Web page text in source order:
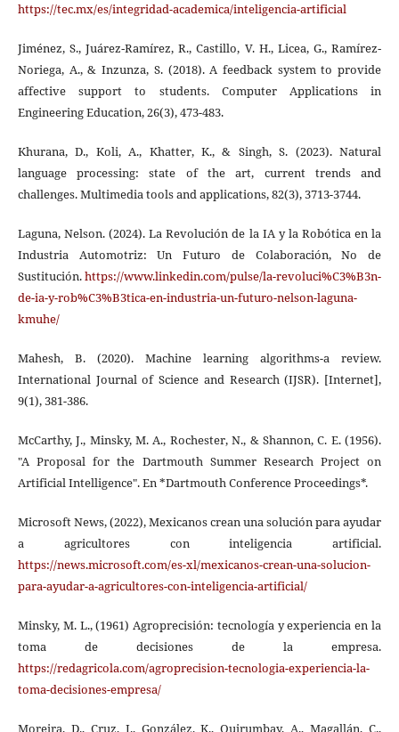
https://tec.mx/es/integridad-academica/inteligencia-artificial
Jiménez, S., Juárez‐Ramírez, R., Castillo, V. H., Licea, G., Ramírez‐
Noriega, A., & Inzunza, S. (2018). A feedback system to provide
affective support to students. Computer Applications in
Engineering Education, 26(3), 473-483.
Khurana, D., Koli, A., Khatter, K., & Singh, S. (2023). Natural
language processing: state of the art, current trends and
challenges. Multimedia tools and applications, 82(3), 3713-3744.
Laguna, Nelson. (2024). La Revolución de la IA y la Robótica en la
Industria Automotriz: Un Futuro de Colaboración, No de
Sustitución.https://www.linkedin.com/pulse/la-revoluci%C3%B3n-
de-ia-y-rob%C3%B3tica-en-industria-un-futuro-nelson-laguna-
kmuhe/
Mahesh, B. (2020). Machine learning algorithms-a review.
International Journal of Science and Research (IJSR). [Internet],
9(1), 381-386.
McCarthy, J., Minsky, M. A., Rochester, N., & Shannon, C. E. (1956).
"A Proposal for the Dartmouth Summer Research Project on
Artificial Intelligence". En *Dartmouth Conference Proceedings*.
Microsoft News, (2022), Mexicanos crean una solución para ayudar
a agricultores con inteligencia artificial.
https://news.microsoft.com/es-xl/mexicanos-crean-una-solucion-
para-ayudar-a-agricultores-con-inteligencia-artificial/
Minsky, M. L., (1961) Agroprecisión: tecnología y experiencia en la
toma de decisiones de la empresa.
https://redagricola.com/agroprecision-tecnologia-experiencia-la-
toma-decisiones-empresa/
Moreira, D., Cruz, I., González, K., Quirumbay, A., Magallán, C.,